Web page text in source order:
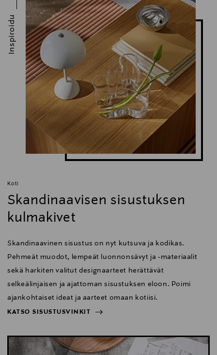
8,5 cm × 8,5 cm.
Toimintatilat ja ajastin:
Meditaatiotila: 12,2 minuuttia
Box Breathing -tila: 6,3 minuuttia
Tavallinen hierontatila: 15 minuuttia
https://www.flowlife.com/eu/contact/
Avainsanat
Flowlife, Flowpression Goggles, silmähierontalaite,
hierontalaite, kasvohoito, hoitolaite,
Koti
Skandinaavisen sisustuksen
kulmakivet
Skandinaavinen sisustus on nyt kutsuva ja kodikas.
Pehmeät muodot, lempeät luonnonsävyt ja -materiaalit
sekä harkiten valitut designaarteet herättävät
selkeälinjaisen ja ajattoman sisustuksen eloon. Poimi
ajankohtaiset ideat ja aarteet omaan kotiisi.
KATSO SISUSTUSVINKIT
Inspiroidu
KATSO SISUSTUSVINKIT